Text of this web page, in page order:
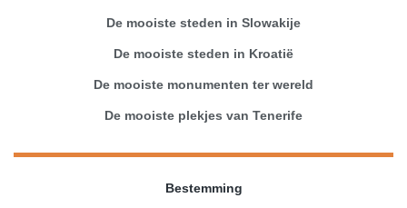
De mooiste steden in Slowakije
De mooiste steden in Kroatië
De mooiste monumenten ter wereld
De mooiste plekjes van Tenerife
Bestemming